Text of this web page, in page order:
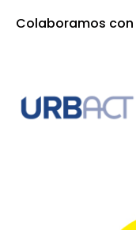
Colaboramos con